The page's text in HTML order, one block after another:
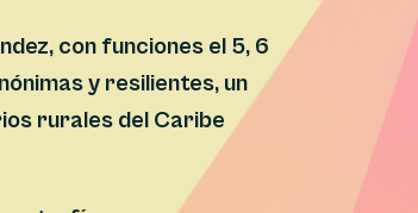
con funciones el 5, 6
y resilientes, un
rurales del Caribe